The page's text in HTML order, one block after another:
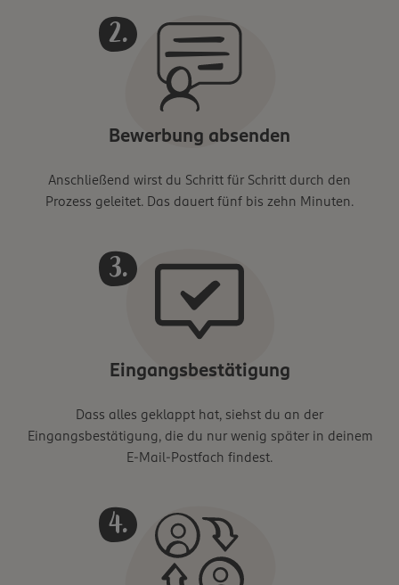
Bewerbung absenden
Anschließend wirst du Schritt für Schritt durch den
Prozess geleitet. Das dauert fünf bis zehn Minuten.
Eingangsbestätigung
Dass alles geklappt hat, siehst du an der
Eingangsbestätigung, die du nur wenig später in deinem
E-Mail-Postfach findest.